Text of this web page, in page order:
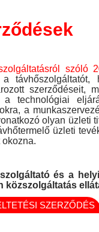
szóló
a
szerződéseit,
a technológiai
a
olyan üzleti
üzleti
okozna.
és a
közszolgáltatás
SZERZŐDÉS